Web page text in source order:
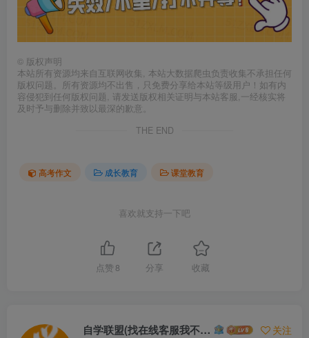
© 版权声明
本站所有资源均来自互联网收集, 本站大数据爬虫负责收集不承担任何
版权问题。所有资源均不出售，只免费分享给本站等级用户！如有内
容侵犯到任何版权问题, 请发送版权相关证明与本站客服,一经核实将
及时予与删除并致以最深的歉意。
THE END
高考作文 成长教育 课堂教育
喜欢就支持一下吧
点赞 8 分享 收藏
自学联盟(找在线客服我不回信息的) 关注